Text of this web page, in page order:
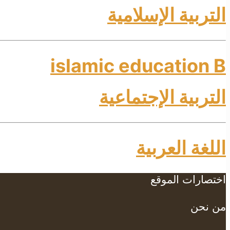
التربية الإسلامية
islamic education B
التربية الإجتماعية
اللغة العربية
اختصارات الموقع
من نحن